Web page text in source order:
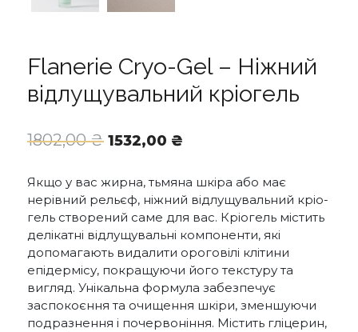
Flanerie Cryo-Gel – Ніжний
відлущувальний кріогель
1802,00₴ Оригінальна
1532,00 ₴
1532,00 ₴.
Якщо у вас жирна, тьмяна шкіра або має
нерівний рельєф, ніжний відлущувальний кріо-
гель створений саме для вас. Кріогель містить
делікатні відлущувальні компоненти, які
допомагають видалити ороговілі клітини
епідермісу, покращуючи його текстуру та
вигляд. Унікальна формула забезпечує
заспокоєння та очищення шкіри, зменшуючи
подразнення і почервоніння. Містить гліцерин,